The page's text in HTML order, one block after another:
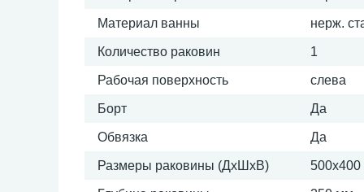
Материал ванны нерж.
Количество раковин 1
Рабочая поверхность слева
Борт Да
Обвязка Да
Размеры раковины (ДхШхВ)